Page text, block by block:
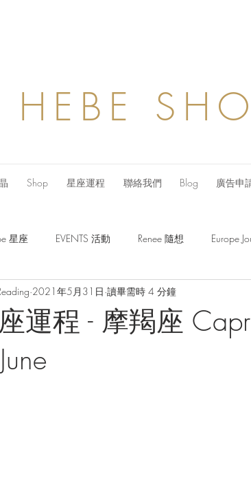
HEBE
Shop 星座運程 聯絡我們 Blog 廣告申
星座 EVENTS 活動 Renee 隨想 Europe
運程 - 摩羯座
2021年5月31日 讀畢需時 4 分鐘